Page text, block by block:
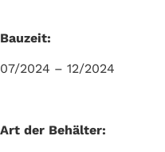
Bauzeit:
07/2024 – 12/2024
Art der Behälter: